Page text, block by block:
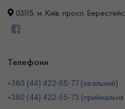
03115, м. Київ, просп.
Телефони
+380 (44) 422-55-77 (загальний)
+380 (44) 422-55-73 (приймальня